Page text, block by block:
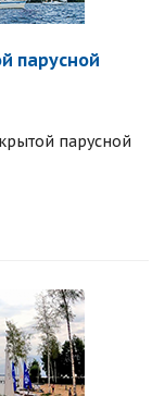
парусной
парусной